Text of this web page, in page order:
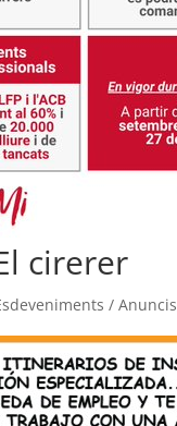
cirerer
/ Anuncis